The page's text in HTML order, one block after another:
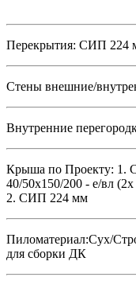
Перекрытия: СИП 224
Стены внешние/
Внутренние
Крыша по Проекту: 1.
40/50х150/200 - е/вл
2. СИП 224 мм
Пиломатериал:Сух/
для сборки ДК